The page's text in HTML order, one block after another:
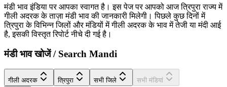
मंडी भाव इंडिया पर आपका स्वागत है। इस पेज पर आपको आज त्रिपुरा राज्य में
गीली अदरक के ताज़ा मंडी भाव की जानकारी मिलेगी। पिछले कुछ दिनों में
त्रिपुरा के विभिन्न जिलों और मंडियों में गीली अदरक के भाव में तेजी या मंदी आई
है, इसकी विस्तृत रिपोर्ट नीचे दी गई है।
मंडी भाव खोजें / Search Mandi
गीली अदरक त्रिपुरा सभी जिले
सभी मंडियां